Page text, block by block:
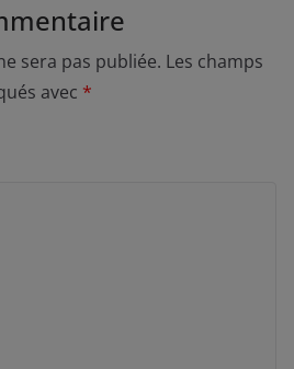
sera pas publiée. Les champs
avec *